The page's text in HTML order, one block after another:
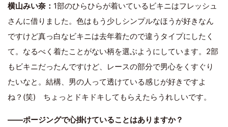
横山みい奈： 1部のひらひらが着いているビキニはフレッシュ
さんに借りました。色はもう少しシンプルなほうが好きなん
ですけど真っ白なビキニは去年着たので違うタイプにしたく
て。なるべく着たことがない柄を選ぶようにしています。2部
もビキニだったんですけど、レースの部分で男心をくすぐり
たいなと。結構、男の人って透けている感じが好きですよ
ね？(笑) ちょっとドキドキしてもらえたらうれしいです。
――ポージングで心掛けていることはありますか？